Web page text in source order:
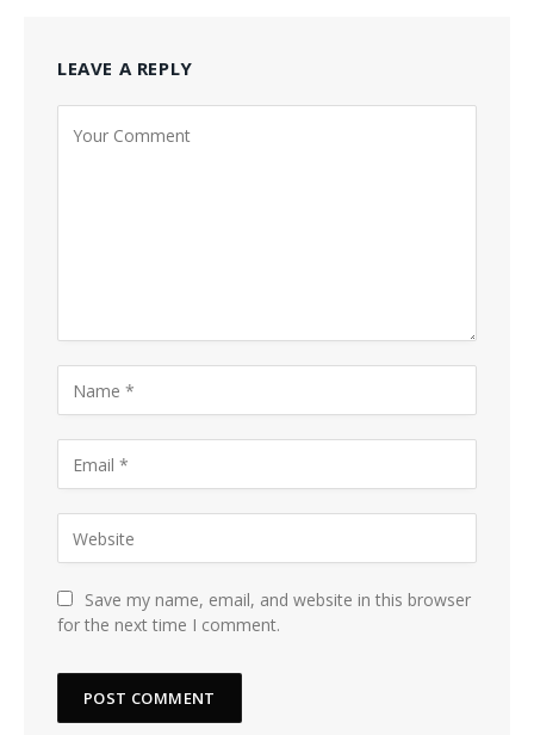
LEAVE A REPLY
Save my name, email, and website in this browser
for the next time I comment.